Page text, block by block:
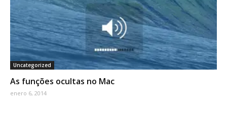
Uncategorized
As funções ocultas no Mac
enero 6, 2014